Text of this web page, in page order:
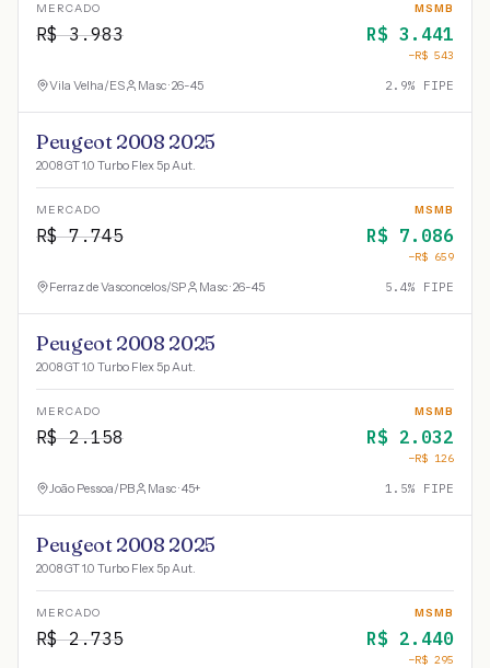
MERCADO
R$3.983
MSMB
R$ 3.441
−R$ 543
Vila Velha/ES Masc · 26-45 2.9% FIPE
Peugeot 2008 2025
2008 GT 1.0 Turbo Flex 5p Aut.
MERCADO
R$7.745
MSMB
R$ 7.086
−R$ 659
Ferraz de Vasconcelos/SP Masc · 26-45 5.4% FIPE
Peugeot 2008 2025
2008 GT 1.0 Turbo Flex 5p Aut.
MERCADO
R$2.158
MSMB
R$ 2.032
−R$ 126
João Pessoa/PB Masc · 45+ 1.5% FIPE
Peugeot 2008 2025
2008 GT 1.0 Turbo Flex 5p Aut.
MERCADO
R$2.735
MSMB
R$ 2.440
−R$ 295